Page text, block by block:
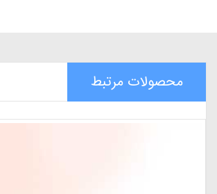
محصولات مرتبط